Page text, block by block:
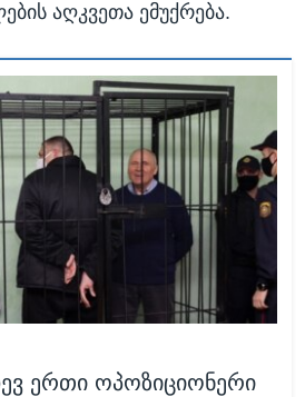
აღკვეთა ემუქრება.
ერთი ოპოზიციონერი